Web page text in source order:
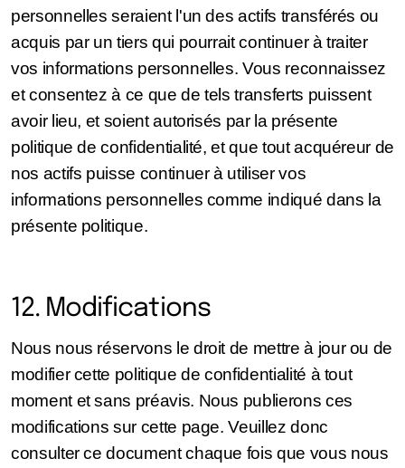
personnelles seraient l'un des actifs transférés ou
acquis par un tiers qui pourrait continuer à traiter
vos informations personnelles. Vous reconnaissez
et consentez à ce que de tels transferts puissent
avoir lieu, et soient autorisés par la présente
politique de confidentialité, et que tout acquéreur de
nos actifs puisse continuer à utiliser vos
informations personnelles comme indiqué dans la
présente politique.
12. Modifications
Nous nous réservons le droit de mettre à jour ou de
modifier cette politique de confidentialité à tout
moment et sans préavis. Nous publierons ces
modifications sur cette page. Veuillez donc
consulter ce document chaque fois que vous nous